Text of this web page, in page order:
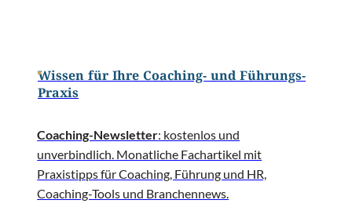
Wissen für Ihre Coaching- und Führungs-
Praxis
Coaching-Newsletter: kostenlos und
unverbindlich. Monatliche Fachartikel mit
Praxistipps für Coaching, Führung und HR,
Coaching-Tools und Branchennews.